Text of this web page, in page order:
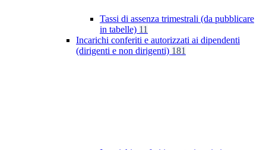
Tassi di assenza trimestrali (da pubblicare
in tabelle) 11
Incarichi conferiti e autorizzati ai dipendenti
(dirigenti e non dirigenti) 181